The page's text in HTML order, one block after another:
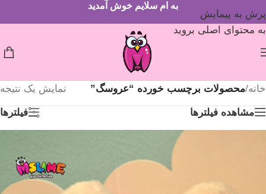
پرش به پیمایش
به محتوای اصلی بروید
به ام سلایم خوش آمدید
خانه/محصولات برچسب خورده “عروسگ” نمایش یک نتیجه
مشاهده فیلترها فیلترها